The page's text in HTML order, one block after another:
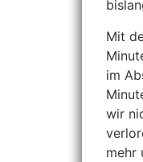
Mit
im
wir
mehr